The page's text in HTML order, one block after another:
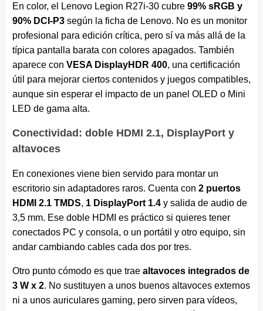
En color, el Lenovo Legion R27i-30 cubre 99% sRGB y
90% DCI-P3según la ficha de Lenovo. No es un monitor
profesional para edición crítica, pero sí va más allá de la
típica pantalla barata con colores apagados. También
aparece con VESA DisplayHDR 400, una certificación
útil para mejorar ciertos contenidos y juegos compatibles,
aunque sin esperar el impacto de un panel OLED o Mini
LED de gama alta.
Conectividad: doble HDMI 2.1, DisplayPort y
altavoces
En conexiones viene bien servido para montar un
escritorio sin adaptadores raros. Cuenta con 2 puertos
HDMI 2.1 TMDS, 1 DisplayPort 1.4y salida de audio de
3,5 mm. Ese doble HDMI es práctico si quieres tener
conectados PC y consola, o un portátil y otro equipo, sin
andar cambiando cables cada dos por tres.
Otro punto cómodo es que trae altavoces integrados de
3 W x 2. No sustituyen a unos buenos altavoces externos
ni a unos auriculares gaming, pero sirven para vídeos,